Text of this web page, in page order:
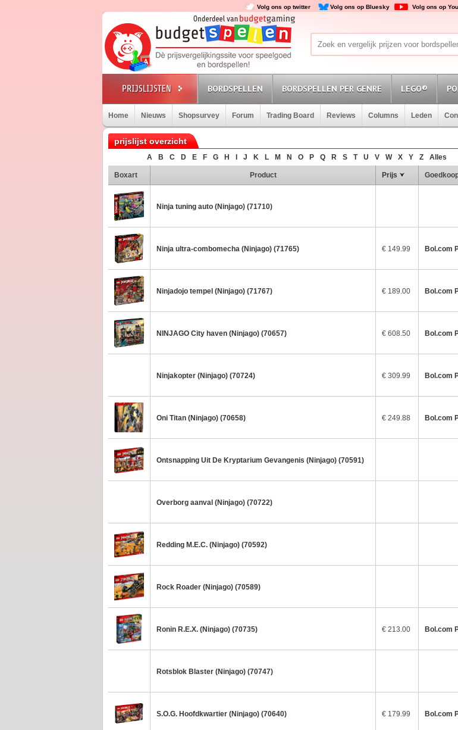
Volg ons op twitter Volg ons op Bluesky Volg ons op
BORDSPELLEN BORDSPELLEN PER GENRE LEGO®
Home Nieuws Shopsurvey Forum Trading Board Reviews Columns Leden
prijslijst overzicht
A B C D E F G H J K L M N O P Q R S T U V W X Y Z Alles
Boxart Product Prijs
Ninja tuning auto (Ninjago) (71710)
Ninja ultra-combomecha (Ninjago) (71765) € 149.99 Bol.com
Ninjadojo tempel (Ninjago) (71767) € 189.00 Bol.com
NINJAGO City haven (Ninjago) (70657) € 608.50 Bol.com
Ninjakopter (Ninjago) (70724) € 309.99 Bol.com
Oni Titan (Ninjago) (70658) € 249.88 Bol.com
Ontsnapping Uit De Kryptarium Gevangenis (Ninjago) (70591)
Overborg aanval (Ninjago) (70722)
Redding M.E.C. (Ninjago) (70592)
Rock Roader (Ninjago) (70589)
Ronin R.E.X. (Ninjago) (70735) € 213.00 Bol.com
Rotsblok Blaster (Ninjago) (70747)
S.O.G. Hoofdkwartier (Ninjago) (70640) € 179.99 Bol.com